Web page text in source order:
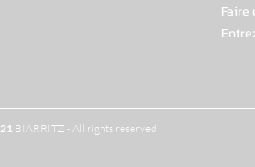
Faire
21 BIARRITZ - All rights reserved